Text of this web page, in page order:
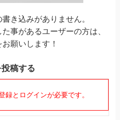
込みがありません。
があるユーザーの方は、
願いします！
稿する
録とログインが必要です。